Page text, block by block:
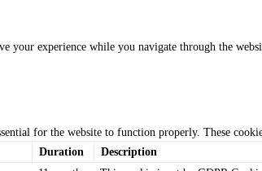
your experience while you navigate through the
for the website to function properly. These
Duration
Description